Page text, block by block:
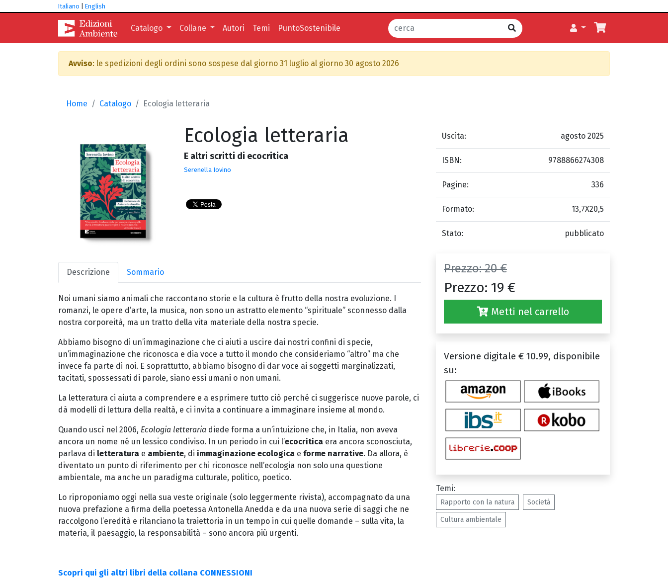
Italiano English
Catalogo Collane Autori Temi PuntoSostenibile
Avviso: le spedizioni degli ordini sono sospese dal giorno 31 luglio al giorno 30 agosto 2026
Home Catalogo Ecologia letteraria
Ecologia letteraria
E altri scritti di ecocritica
Serenella Iovino
Descrizione Sommario
Noi umani siamo animali che raccontano storie e la cultura è frutto della nostra evoluzione. I
romanzi, le opere d’arte, la musica, non sono un astratto elemento “spirituale” sconnesso dalla
nostra corporeità, ma un tratto della vita materiale della nostra specie.
Abbiamo bisogno di un’immaginazione che ci aiuti a uscire dai nostri confini di specie,
un’immaginazione che riconosca e dia voce a tutto il mondo che consideriamo “altro” ma che
invece fa parte di noi. E soprattutto, abbiamo bisogno di dar voce ai soggetti marginalizzati,
tacitati, spossessati di parole, siano essi umani o non umani.
La letteratura ci aiuta a comprendere e a esprimere tutto ciò perché ci suggerisce nuove parole, ci
dà modelli di lettura della realtà, e ci invita a continuare a immaginare insieme al mondo.
Quando uscì nel 2006, Ecologia letteraria diede forma a un’intuizione che, in Italia, non aveva
ancora un nome né un lessico condiviso. In un periodo in cui l’ecocritica era ancora sconosciuta,
parlava di letteratura e ambiente, di immaginazione ecologica e forme narrative. Da allora, è
diventato un punto di riferimento per chi riconosce nell’ecologia non solo una questione
ambientale, ma anche un paradigma culturale, politico, poetico.
Lo riproponiamo oggi nella sua veste originale (solo leggermente rivista), accompagnato da una
nuova prefazione a firma della poetessa Antonella Anedda e da una nuova serie di saggi che ne
raccolgono l’eredità e rilanciano la traiettoria in un tempo in cui quelle domande – sulla vita, la
materia, il paesaggio, la responsabilità – sono ancora più urgenti.
Scopri qui gli altri libri della collana CONNESSIONI
Uscita: agosto 2025
ISBN: 9788866274308
Pagine: 336
Formato: 13,7X20,5
Stato: pubblicato
Prezzo:20 €
Prezzo: 19 €
Metti nel carrello
Versione digitale € 10.99, disponibile
su:
Temi:
Rapporto con la natura Società
Cultura ambientale